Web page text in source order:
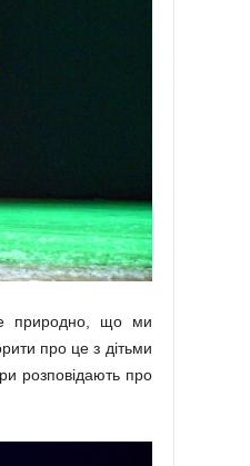
природно, що ми
про це з дітьми
розповідають про